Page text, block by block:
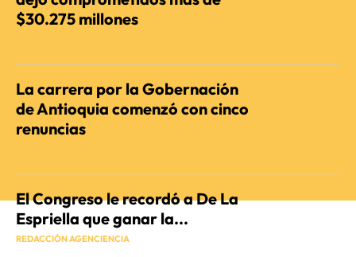
$30.275 millones
La carrera por la Gobernación
de Antioquia comenzó con cinco
renuncias
El Congreso le recordó a De La
Espriella que ganar la...
REDACCIÓN AGENCIENCIA